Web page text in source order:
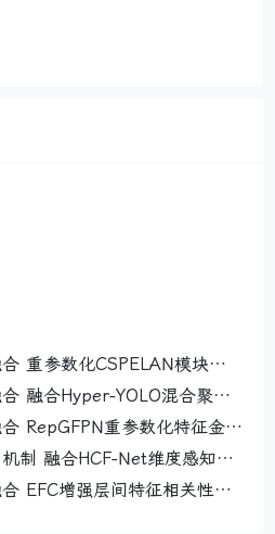
（R
Module）通过结构重参
合
Network）通过多
习与模型适应性提升
字
特征交互与融合
感知选
小目标显著性
，